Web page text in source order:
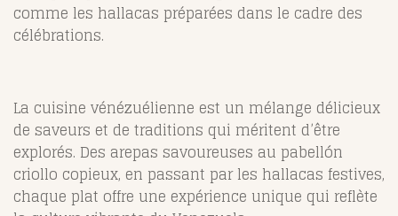
comme les hallacas préparées dans le cadre des
célébrations.
La cuisine vénézuélienne est un mélange délicieux
de saveurs et de traditions qui méritent d’être
explorés. Des arepas savoureuses au pabellón
criollo copieux, en passant par les hallacas festives,
chaque plat offre une expérience unique qui reflète